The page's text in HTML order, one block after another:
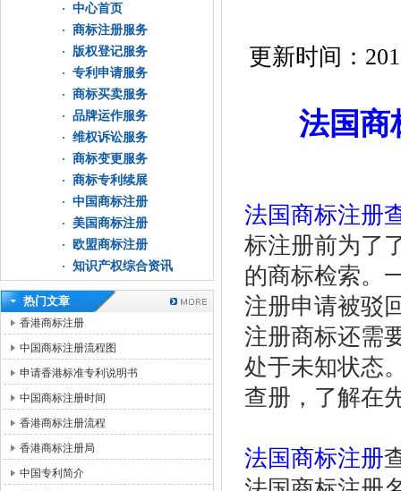
中心首页
商标注册服务
版权登记服务
专利申请服务
商标买卖服务
品牌运作服务
维权诉讼服务
商标变更服务
商标专利续展
中国商标注册
美国商标注册
欧盟商标注册
知识产权综合资讯
热门文章
香港商标注册
中国商标注册流程图
申请香港标准专利说明书
中国商标注册时间
香港商标注册流程
香港商标注册局
中国专利简介
更新时间：
法国商
法国商标注册
标注册前为了
的商标检索。
注册申请被驳
注册商标还需
处于未知状态
查册，了解在
法国商标注册